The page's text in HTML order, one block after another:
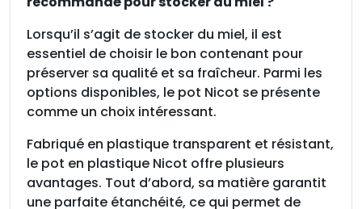
Lorsqu’il s’agit de stocker du miel, il est
essentiel de choisir le bon contenant pour
préserver sa qualité et sa fraîcheur. Parmi les
options disponibles, le pot Nicot se présente
comme un choix intéressant.
Fabriqué en plastique transparent et résistant,
le pot en plastique Nicot offre plusieurs
avantages. Tout d’abord, sa matière garantit
une parfaite étanchéité, ce qui permet de